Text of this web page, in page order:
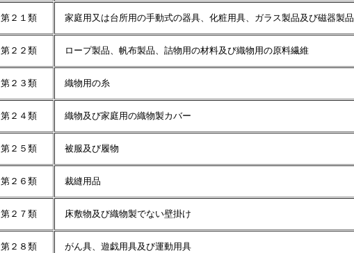
第２１類 家庭用又は台所用の手動式の器具、化粧用具、ガラス製品及び磁器製品
第２２類 ロープ製品、帆布製品、詰物用の材料及び織物用の原料繊維
第２３類 織物用の糸
第２４類 織物及び家庭用の織物製カバー
第２５類 被服及び履物
第２６類 裁縫用品
第２７類 床敷物及び織物製でない壁掛け
第２８類 がん具、遊戯用具及び運動用具